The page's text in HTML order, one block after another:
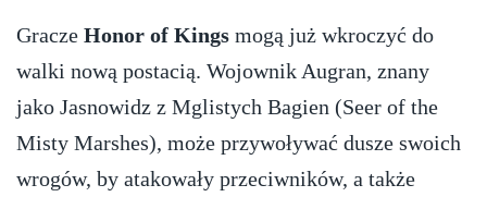
Gracze Honor of Kings mogą już wkroczyć do
walki nową postacią. Wojownik Augran, znany
jako Jasnowidz z Mglistych Bagien (Seer of the
Misty Marshes), może przywoływać dusze swoich
wrogów, by atakowały przeciwników, a także